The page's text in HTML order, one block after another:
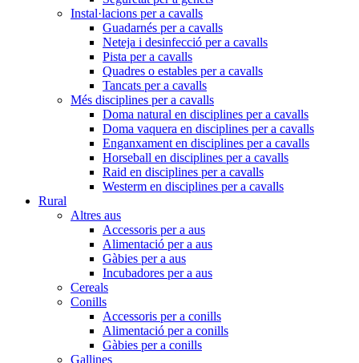
Instal·lacions per a cavalls
Guadarnés per a cavalls
Neteja i desinfecció per a cavalls
Pista per a cavalls
Quadres o estables per a cavalls
Tancats per a cavalls
Més disciplines per a cavalls
Doma natural en disciplines per a cavalls
Doma vaquera en disciplines per a cavalls
Enganxament en disciplines per a cavalls
Horseball en disciplines per a cavalls
Raid en disciplines per a cavalls
Westerm en disciplines per a cavalls
Rural
Altres aus
Accessoris per a aus
Alimentació per a aus
Gàbies per a aus
Incubadores per a aus
Cereals
Conills
Accessoris per a conills
Alimentació per a conills
Gàbies per a conills
Gallines